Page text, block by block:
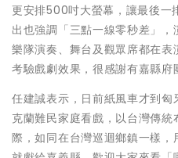
更安排500吋大螢幕，讓最後一
出也強調「三點一線零秒差」
樂隊演奏、舞台及觀眾席都在表
考驗戲劇效果，很感謝有嘉縣府
任建誠表示，日前紙風車才到
克蘭難民家庭看戲，以台灣傳
際，如同在台灣巡迴鄉鎮一樣